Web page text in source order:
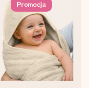
Promocja